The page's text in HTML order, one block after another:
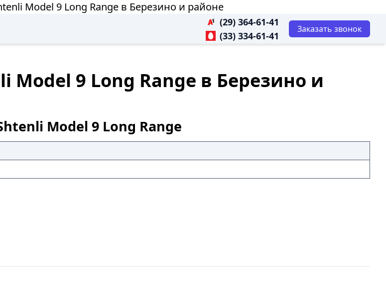
Model 9 Long Range в Березино и районе
(29) 364-61-41
(33) 334-61-41
Заказать звонок
Model 9 Long Range в Березино и
Model 9 Long Range